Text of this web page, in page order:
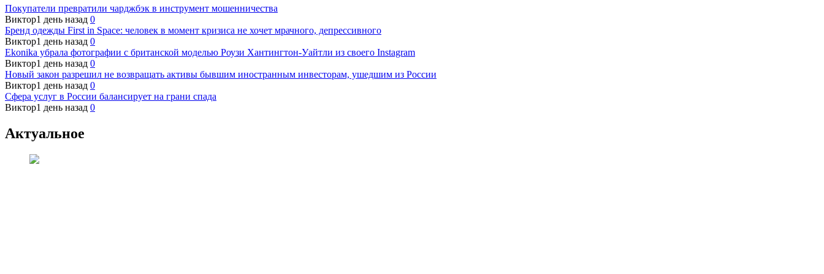
Покупатели превратили чарджбэк в инструмент мошенничества
Виктор1 день назад 0
Бренд одежды First in Space: человек в момент кризиса не хочет мрачного, депрессивного
Виктор1 день назад 0
Ekonika убрала фотографии с британской моделью Роузи Хантингтон-Уайтли из своего Instagram
Виктор1 день назад 0
Новый закон разрешил не возвращать активы бывшим иностранным инвесторам, ушедшим из России
Виктор1 день назад 0
Сфера услуг в России балансирует на грани спада
Виктор1 день назад 0
Актуальное